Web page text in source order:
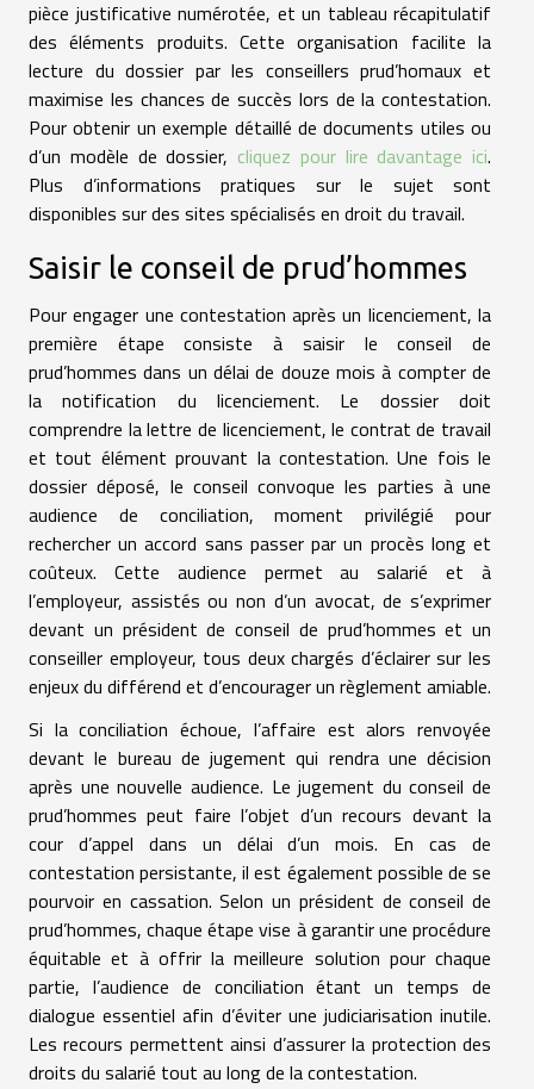
pièce justificative numérotée, et un tableau récapitulatif
des éléments produits. Cette organisation facilite la
lecture du dossier par les conseillers prud’homaux et
maximise les chances de succès lors de la contestation.
Pour obtenir un exemple détaillé de documents utiles ou
d’un modèle de dossier, cliquez pour lire davantage ici.
Plus d’informations pratiques sur le sujet sont
disponibles sur des sites spécialisés en droit du travail.
Saisir le conseil de prud’hommes
Pour engager une contestation après un licenciement, la
première étape consiste à saisir le conseil de
prud’hommes dans un délai de douze mois à compter de
la notification du licenciement. Le dossier doit
comprendre la lettre de licenciement, le contrat de travail
et tout élément prouvant la contestation. Une fois le
dossier déposé, le conseil convoque les parties à une
audience de conciliation, moment privilégié pour
rechercher un accord sans passer par un procès long et
coûteux. Cette audience permet au salarié et à
l’employeur, assistés ou non d’un avocat, de s’exprimer
devant un président de conseil de prud’hommes et un
conseiller employeur, tous deux chargés d’éclairer sur les
enjeux du différend et d’encourager un règlement amiable.
Si la conciliation échoue, l’affaire est alors renvoyée
devant le bureau de jugement qui rendra une décision
après une nouvelle audience. Le jugement du conseil de
prud’hommes peut faire l’objet d’un recours devant la
cour d’appel dans un délai d’un mois. En cas de
contestation persistante, il est également possible de se
pourvoir en cassation. Selon un président de conseil de
prud’hommes, chaque étape vise à garantir une procédure
équitable et à offrir la meilleure solution pour chaque
partie, l’audience de conciliation étant un temps de
dialogue essentiel afin d’éviter une judiciarisation inutile.
Les recours permettent ainsi d’assurer la protection des
droits du salarié tout au long de la contestation.